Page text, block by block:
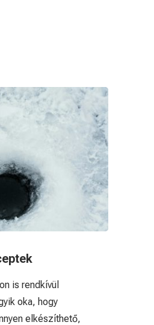
is rendkívül
oka, hogy
elkészíthető,